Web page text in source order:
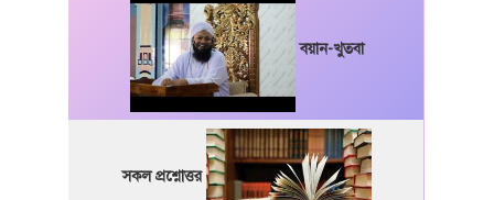
বয়ান-খুতবা
সকল প্রশ্নোত্তর